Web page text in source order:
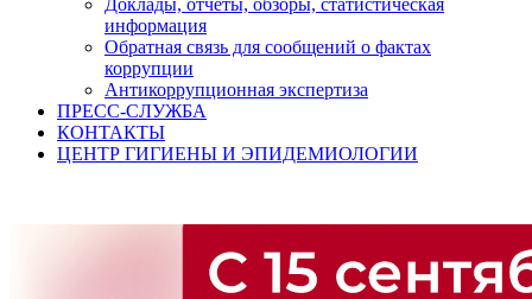
Доклады, отчеты, обзоры, статистическая
информация
Обратная связь для сообщений о фактах
коррупции
Антикоррупционная экспертиза
ПРЕСС-СЛУЖБА
КОНТАКТЫ
ЦЕНТР ГИГИЕНЫ И ЭПИДЕМИОЛОГИИ